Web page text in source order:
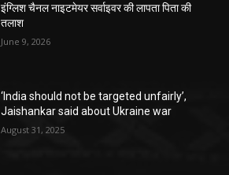
इंग्लिश चैनल नाइटमेयर सर्वाइवर की लापता पिता की
तलाश
June 9, 2026
‘India should not be targeted unfairly’,
Jaishankar said about Ukraine war
August 31, 2025